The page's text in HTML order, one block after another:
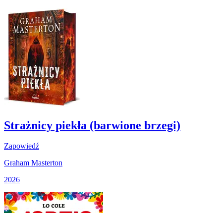
Strażnicy piekła (barwione brzegi)
Zapowiedź
Graham Masterton
2026